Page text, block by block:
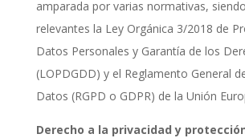
amparada por varias normativas,
relevantes la Ley Orgánica 3/2018 de
Datos Personales y Garantía de los
(LOPDGDD) y el Reglamento General
Datos (RGPD o GDPR) de la Unión
Derecho a la privacidad y